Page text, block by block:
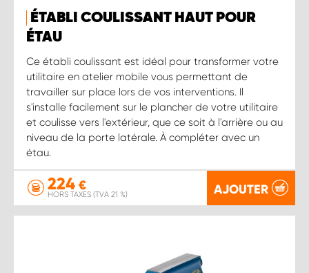
ÉTABLI COULISSANT HAUT POUR
ÉTAU
Ce établi coulissant est idéal pour transformer votre
utilitaire en atelier mobile vous permettant de
travailler sur place lors de vos interventions. Il
s'installe facilement sur le plancher de votre utilitaire
et coulisse vers l'extérieur, que ce soit à l'arrière ou au
niveau de la porte latérale. À compléter avec un
étau.
224 €
HORS TAXES (TVA 21 %) AJOUTER